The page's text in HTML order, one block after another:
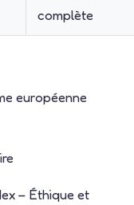
complète
européenne
– Éthique et